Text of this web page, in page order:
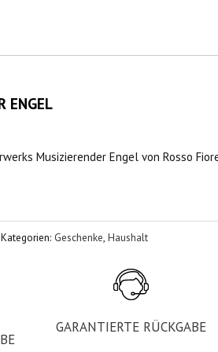
ENGEL
Musizierender Engel von Rosso
Kategorien: Geschenke, Haushalt
GARANTIERTE RÜCKGABE